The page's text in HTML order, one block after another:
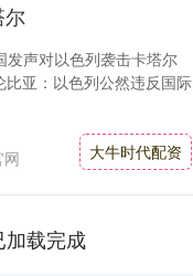
声对以色列袭击卡塔尔
亚：以色列公然违反国际
大牛时代配资
加载完成